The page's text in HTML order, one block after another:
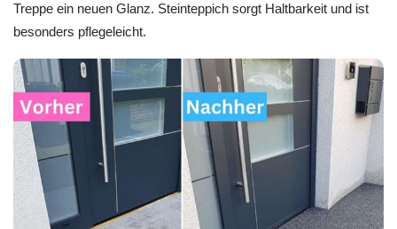
Treppe ein neuen Glanz. Steinteppich sorgt Haltbarkeit und ist
besonders pflegeleicht.